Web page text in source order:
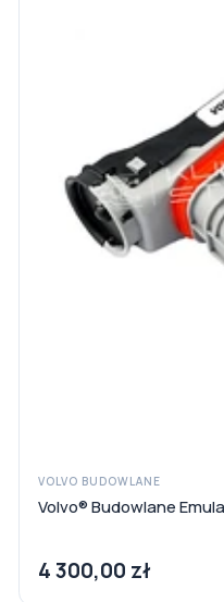
VOLVO BUDOWLANE
Volvo® Budowlane
4 300,00 zł